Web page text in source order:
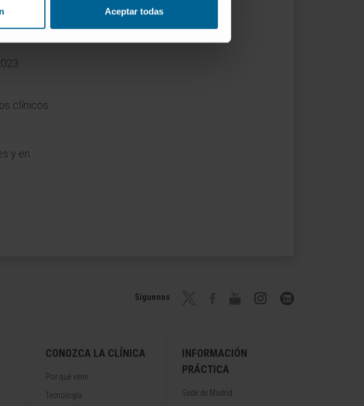
Aceptar todas
clínicos.
y en
Síguenos
CONOZCA LA CLÍNICA
Por qué venir
Tecnología
INFORMACIÓN
PRÁCTICA
Sede de Madrid